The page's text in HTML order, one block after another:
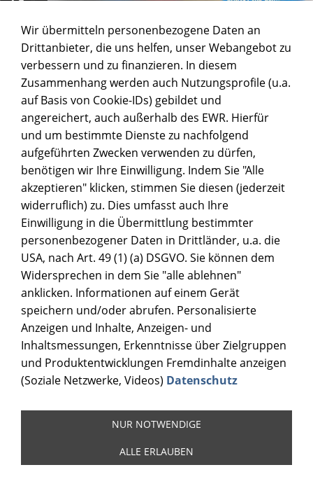
Wir übermitteln personenbezogene Daten an
Drittanbieter, die uns helfen, unser Webangebot zu
verbessern und zu finanzieren. In diesem
Zusammenhang werden auch Nutzungsprofile (u.a.
auf Basis von Cookie-IDs) gebildet und
angereichert, auch außerhalb des EWR. Hierfür
und um bestimmte Dienste zu nachfolgend
aufgeführten Zwecken verwenden zu dürfen,
benötigen wir Ihre Einwilligung. Indem Sie "Alle
akzeptieren" klicken, stimmen Sie diesen (jederzeit
widerruflich) zu. Dies umfasst auch Ihre
Einwilligung in die Übermittlung bestimmter
personenbezogener Daten in Drittländer, u.a. die
USA, nach Art. 49 (1) (a) DSGVO. Sie können dem
Widersprechen in dem Sie "alle ablehnen"
anklicken. Informationen auf einem Gerät
speichern und/oder abrufen. Personalisierte
Anzeigen und Inhalte, Anzeigen- und
Inhaltsmessungen, Erkenntnisse über Zielgruppen
und Produktentwicklungen Fremdinhalte anzeigen
(Soziale Netzwerke, Videos) Datenschutz
NUR NOTWENDIGE
ALLE ERLAUBEN